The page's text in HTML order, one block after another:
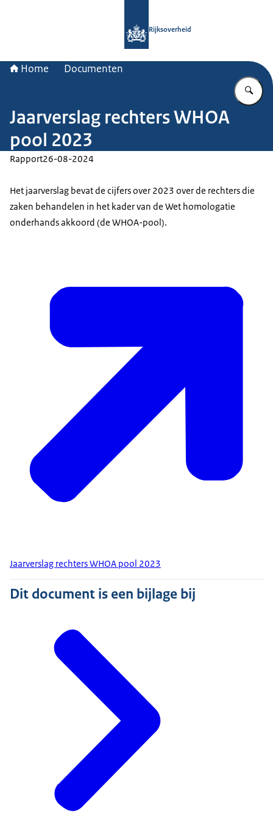
Rijksoverheid
Home Documenten
Jaarverslag rechters WHOA
pool 2023
Rapport26-08-2024
Het jaarverslag bevat de cijfers over 2023 over de rechters die
zaken behandelen in het kader van de Wet homologatie
onderhands akkoord (de WHOA-pool).
Jaarverslag rechters WHOA pool 2023
Dit document is een bijlage bij